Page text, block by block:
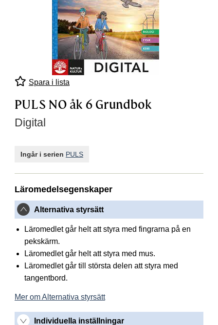
Spara i lista
PULS NO åk 6 Grundbok
Digital
Ingår i serien PULS
Läromedelsegenskaper
Alternativa styrsätt
Läromedlet går helt att styra med fingrarna på en
pekskärm.
Läromedlet går helt att styra med mus.
Läromedlet går till största delen att styra med
tangentbord.
Mer om Alternativa styrsätt
Individuella inställningar